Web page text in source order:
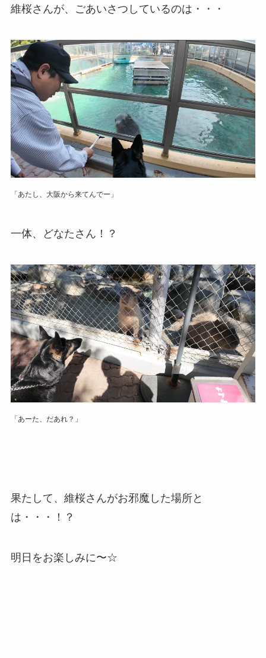
維桜さんが、ごあいさつしているのは・・・
「あたし、大阪から来てんでー」
一体、どなたさん！？
「あーた、だあれ？」
果たして、維桜さんがお邪魔した場所と
は・・・！？
明日をお楽しみに〜☆